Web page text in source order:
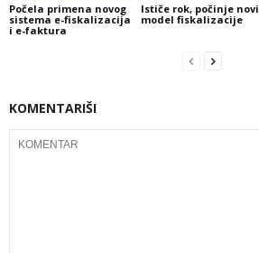
Počela primena novog
sistema e-fiskalizacija
i e-faktura
Ističe rok, počinje novi
model fiskalizacije
KOMENTARIŠI